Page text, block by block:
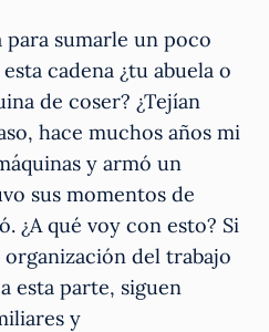
sumarle un poco
cadena ¿tu abuela o
de coser? ¿Tejían
hace muchos años mi
y armó un
sus momentos de
¿A qué voy con esto? Si
del trabajo
esta parte, siguen
y